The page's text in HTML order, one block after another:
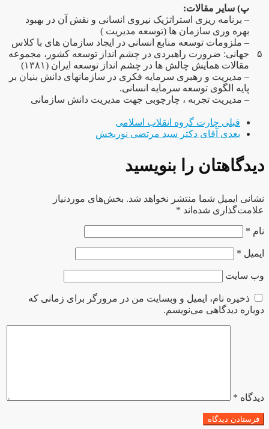
۵
پ) سایر مقالات:
– برنامه ریزی استراتژیک نیروی انسانی و نقش آن در بهبود
بهره وری سازمان ها (توسعه مدیریت )
– ملزومات توسعه منابع انسانی در ایجاد سازمان های با کلاس
جهانی: ضرورت راهبردی در چشم انداز توسعه کشور، مجموعه
مقالات همایش چالش ها در چشم انداز توسعه ایران (۱۳۸۱)
– مدیریت و رهبری سرمایه فکری در سازمانهای دانش بنیان بر
پایه الگوی توسعه سرمایه انسانی.
– مدیریت تجربه ، چارچوبی جهت مدیریت دانش سازمانی
قبلی چارت گروه انقلاب اسلامی
بعدی آقای دکتر سید مرتضی نوربخش
دیدگاهتان را بنویسید
نشانی ایمیل شما منتشر نخواهد شد. بخش‌های موردنیاز
علامت‌گذاری شده‌اند *
نام *
ایمیل *
وب‌ سایت
ذخیره نام، ایمیل و وبسایت من در مرورگر برای زمانی که
دوباره دیدگاهی می‌نویسم.
دیدگاه *